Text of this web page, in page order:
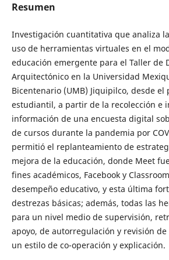
Resumen
Investigación cuantitativa que analiza
uso de herramientas virtuales en el
educación emergente para el Taller de
Arquitectónico en la Universidad
Bicentenario (UMB) Jiquipilco, desde el
estudiantil, a partir de la recolección e
información de una encuesta digital
de cursos durante la pandemia por
permitió el replanteamiento de
mejora de la educación, donde Meet
fines académicos, Facebook y
desempeño educativo, y esta última
destrezas básicas; además, todas las
para un nivel medio de supervisión,
apoyo, de autorregulación y revisión
un estilo de co-operación y explicación.